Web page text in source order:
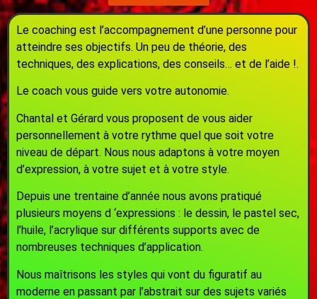
Le coaching est l’accompagnement d’une personne pour
atteindre ses objectifs. Un peu de théorie, des
techniques, des explications, des conseils… et de l’aide !.
Le coach vous guide vers votre autonomie.
Chantal et Gérard vous proposent de vous aider
personnellement à votre rythme quel que soit votre
niveau de départ. Nous nous adaptons à votre moyen
d’expression, à votre sujet et à votre style.
Depuis une trentaine d’année nous avons pratiqué
plusieurs moyens d ‘expressions : le dessin, le pastel sec,
l’huile, l’acrylique sur différents supports avec de
nombreuses techniques d’application.
Nous maîtrisons les styles qui vont du figuratif au
moderne en passant par l’abstrait sur des sujets variés